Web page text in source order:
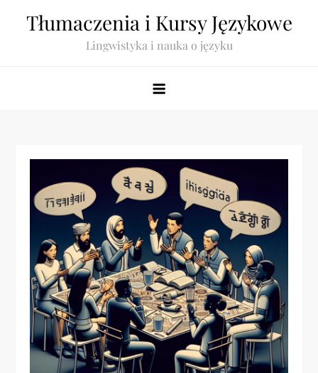
Tłumaczenia i Kursy Językowe
Lingwistyka i nauka o języku